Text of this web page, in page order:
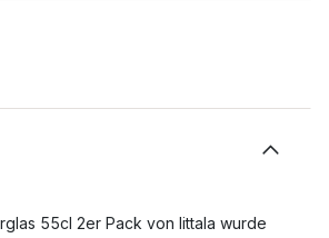
55cl 2er Pack von Iittala wurde